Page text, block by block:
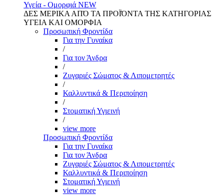
Υγεία - Ομορφιά NEW
ΔΕΣ ΜΕΡΙΚΑ ΑΠΌ ΤΑ ΠΡΟΪΌΝΤΑ ΤΗΣ ΚΑΤΗΓΟΡΙΑΣ
ΥΓΕΙΑ ΚΑΙ ΟΜΟΡΦΙΑ
Προσωπική Φροντίδα
Για την Γυναίκα
/
Για τον Άνδρα
/
Ζυγαριές Σώματος & Λιπομετρητές
/
Καλλυντικά & Περιποίηση
/
Στοματική Υγιεινή
/
view more
Προσωπική Φροντίδα
Για την Γυναίκα
Για τον Άνδρα
Ζυγαριές Σώματος & Λιπομετρητές
Καλλυντικά & Περιποίηση
Στοματική Υγιεινή
view more